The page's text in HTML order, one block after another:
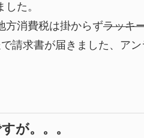
た。
方消費税は掛からずラッキ
請求書が届きました、ア
が。。。